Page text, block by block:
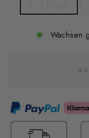
Wachsen